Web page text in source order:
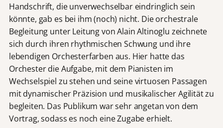
Handschrift, die unverwechselbar eindringlich sein
könnte, gab es bei ihm (noch) nicht. Die orchestrale
Begleitung unter Leitung von Alain Altinoglu zeichnete
sich durch ihren rhythmischen Schwung und ihre
lebendigen Orchesterfarben aus. Hier hatte das
Orchester die Aufgabe, mit dem Pianisten im
Wechselspiel zu stehen und seine virtuosen Passagen
mit dynamischer Präzision und musikalischer Agilität zu
begleiten. Das Publikum war sehr angetan von dem
Vortrag, sodass es noch eine Zugabe erhielt.